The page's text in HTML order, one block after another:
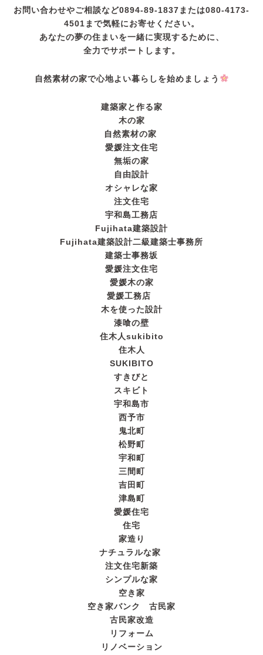
お問い合わせやご相談など0894-89-1837または080-4173-
4501まで気軽にお寄せください。
あなたの夢の住まいを一緒に実現するために、
全力でサポートします。
自然素材の家で心地よい暮らしを始めましょう
建築家と作る家
木の家
自然素材の家
愛媛注文住宅
無垢の家
自由設計
オシャレな家
注文住宅
宇和島工務店
Fujihata建築設計
Fujihata建築設計二級建築士事務所
建築士事務坂
愛媛注文住宅
愛媛木の家
愛媛工務店
木を使った設計
漆喰の壁
住木人sukibito
住木人
SUKIBITO
すきびと
スキビト
宇和島市
西予市
鬼北町
松野町
宇和町
三間町
吉田町
津島町
愛媛住宅
住宅
家造り
ナチュラルな家
注文住宅新築
シンプルな家
空き家
空き家バンク 古民家
古民家改造
リフォーム
リノベーション